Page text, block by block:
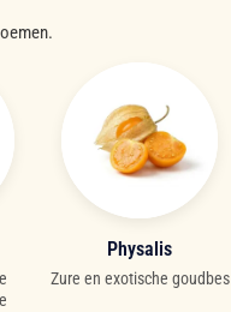
Physalis
Zure en exotische goudbes